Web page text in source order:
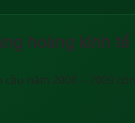
hoảng kinh tế
năm 2008 – 2009